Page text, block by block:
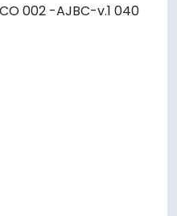
002 -AJBC-v.1 040